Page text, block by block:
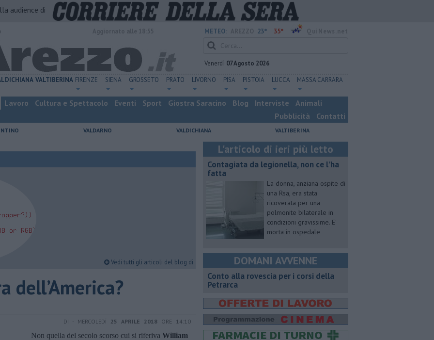
audience di
METEO: 23° 35°
Venerdì 07 Agosto 2026
VALTIBERINA FIRENZE SIENA GROSSETO PRATO LIVORNO PISA PISTOIA LUCCA MASSA CARRARA
Lavoro Cultura e Spettacolo Eventi Sport Giostra Saracino Blog Interviste
Animali
Pubblicità
Contatti
VALDARNO VALDICHIANA VALTIBERINA
Vedi tutti gli articoli del blog di
dell’America?
DI - MERCOLEDÌ 25 APRILE 2018 ORE 14:10
Non quella del secolo scorso cui si riferiva William
L'articolo di ieri più letto
Contagiata da legionella, non ce l'ha
fatta
La donna, anziana ospite di
una Rsa, era stata
ricoverata per una
polmonite bilaterale in
condizioni gravissime. E'
morta in ospedale
DOMANI AVVENNE
​Conto alla rovescia per i corsi della
Petrarca